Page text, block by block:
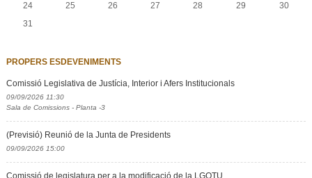
24
25 26 27 28 29
30
31
PROPERS ESDEVENIMENTS
Comissió Legislativa de Justícia, Interior i Afers Institucionals
09/09/2026 11:30
Sala de Comissions - Planta -3
(Previsió) Reunió de la Junta de Presidents
09/09/2026 15:00